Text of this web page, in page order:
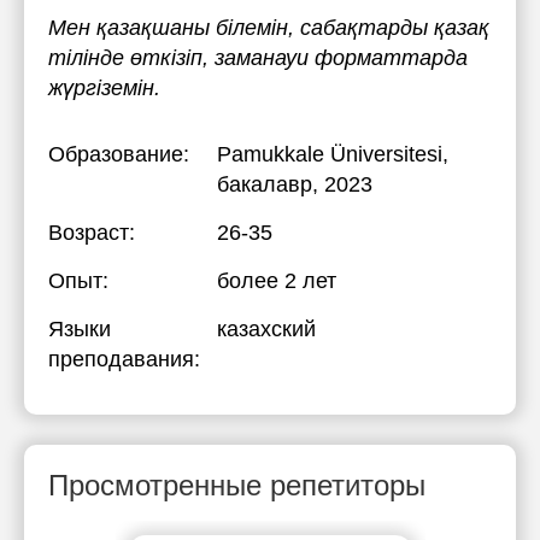
Мен қазақшаны білемін, сабақтарды қазақ
тілінде өткізіп, заманауи форматтарда
жүргіземін.
Образование: Pamukkale Üniversitesi,
бакалавр, 2023
Возраст:
26-35
Опыт:
более 2 лет
Языки
преподавания:
казахский
Просмотренные репетиторы